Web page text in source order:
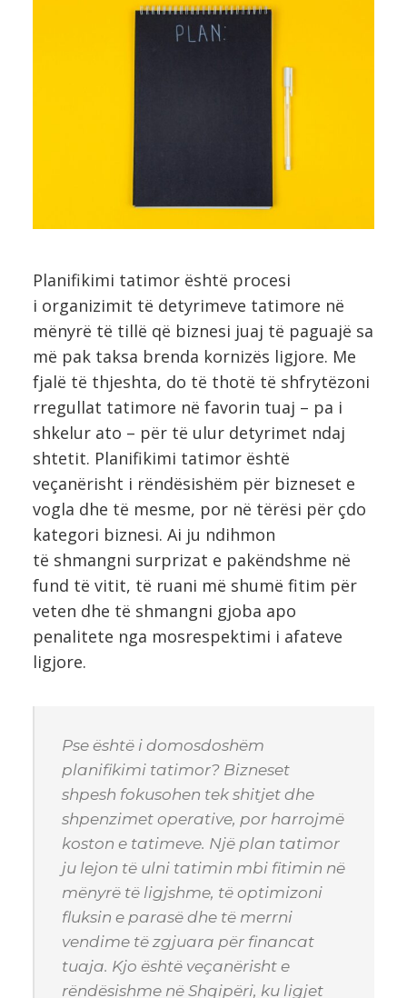
Planifikimi tatimor është procesi
i organizimit të detyrimeve tatimore në
mënyrë të tillë që biznesi juaj të paguajë sa
më pak taksa brenda kornizës ligjore. Me
fjalë të thjeshta, do të thotë të shfrytëzoni
rregullat tatimore në favorin tuaj – pa i
shkelur ato – për të ulur detyrimet ndaj
shtetit. Planifikimi tatimor është
veçanërisht i rëndësishëm për bizneset e
vogla dhe të mesme, por në tërësi për çdo
kategori biznesi. Ai ju ndihmon
të shmangni surprizat e pakëndshme në
fund të vitit, të ruani më shumë fitim për
veten dhe të shmangni gjoba apo
penalitete nga mosrespektimi i afateve
ligjore.
Pse është i domosdoshëm
planifikimi tatimor? Bizneset
shpesh fokusohen tek shitjet dhe
shpenzimet operative, por harrojmë
koston e tatimeve. Një plan tatimor
ju lejon të ulni tatimin mbi fitimin në
mënyrë të ligjshme, të optimizoni
fluksin e parasë dhe të merrni
vendime të zgjuara për financat
tuaja. Kjo është veçanërisht e
rëndësishme në Shqipëri, ku ligjet